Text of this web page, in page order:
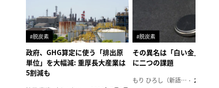
#脱炭素
政府、GHG算定に使う「排出原
単位」を大幅減: 重厚長大産業は
5割減も
#脱炭素
その異名は「白い金」、リ
に二つの課題
もり ひろし（新語ウォッチャー） 2023年7